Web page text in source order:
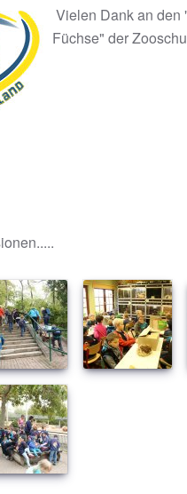
Vielen Dank an den
Füchse" der